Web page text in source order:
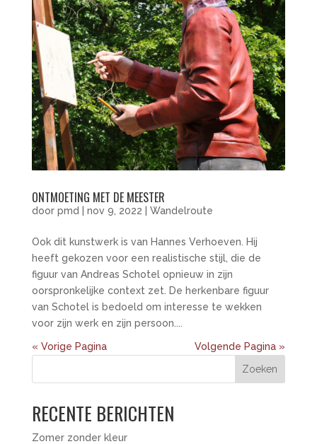
ONTMOETING MET DE MEESTER
door pmd nov 9, 2022 Wandelroute
Ook dit kunstwerk is van Hannes Verhoeven. Hij
heeft gekozen voor een realistische stijl, die de
figuur van Andreas Schotel opnieuw in zijn
oorspronkelijke context zet. De herkenbare figuur
van Schotel is bedoeld om interesse te wekken
voor zijn werk en zijn persoon....
« Vorige Pagina
Volgende Pagina »
Zoeken
RECENTE BERICHTEN
Zomer zonder kleur